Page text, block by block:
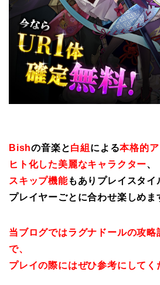
Bishの音楽と白組 による本格的
ヒト化した美麗なキャラクター、
スキップ機能もありプレイスタイ
プレイヤーごとに合わせ楽しめま
当ブログではラグナドールの攻略
で、
プレイの際にはぜひ参考にしてく